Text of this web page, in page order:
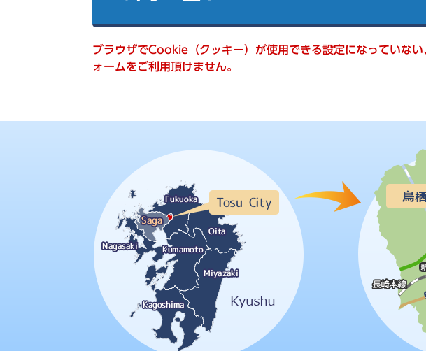
索
ブラウザでCookie（クッキー）が使用できる設定になっていな
ォームをご利用頂けません。